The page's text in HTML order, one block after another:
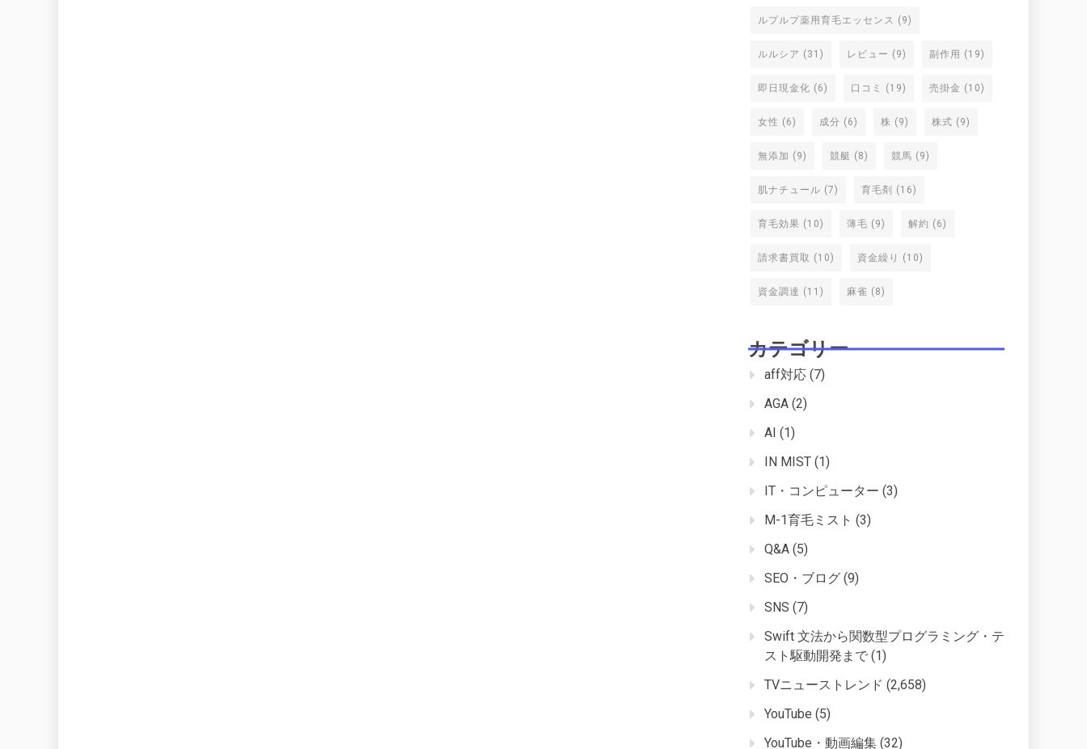
ルプルプ薬用育毛エッセンス (9)
ルルシア (31) レビュー (9) 副作用 (19)
即日現金化 (6) 口コミ (19) 売掛金 (10)
女性 (6) 成分 (6) 株 (9) 株式 (9)
無添加 (9) 競艇 (8) 競馬 (9)
肌ナチュール (7) 育毛剤 (16)
育毛効果 (10) 薄毛 (9) 解約 (6)
請求書買取 (10) 資金繰り (10)
資金調達 (11) 麻雀 (8)
カテゴリー
aff対応 (7)
AGA (2)
AI (1)
IN MIST (1)
IT・コンピューター (3)
M-1育毛ミスト (3)
Q&A (5)
SEO・ブログ (9)
SNS (7)
Swift 文法から関数型プログラミング・テ
スト駆動開発まで (1)
TVニューストレンド (2,658)
YouTube (5)
YouTube・動画編集 (32)